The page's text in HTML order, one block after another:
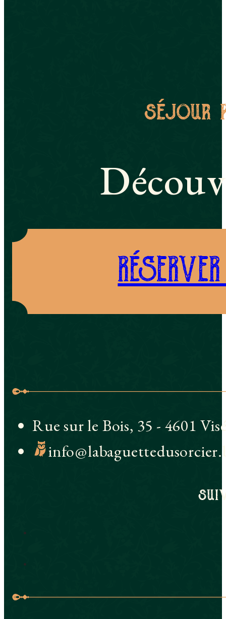
séjour
Rue sur le Bois, 35 - 4601